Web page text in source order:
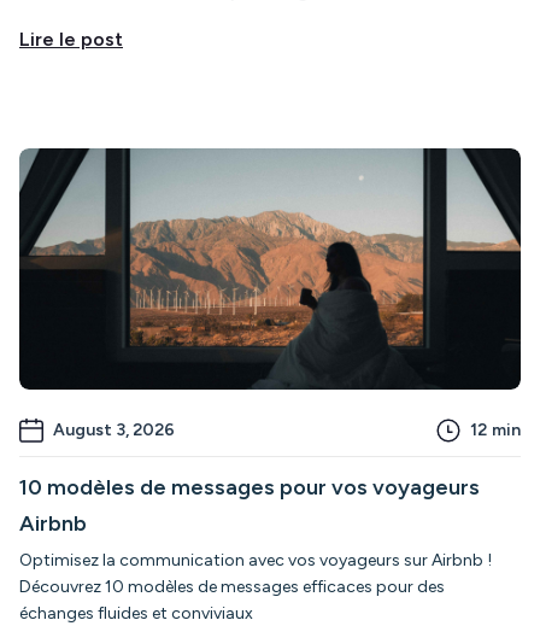
Lire le post
August 3, 2026 12 min
10 modèles de messages pour vos voyageurs
Airbnb
Optimisez la communication avec vos voyageurs sur Airbnb !
Découvrez 10 modèles de messages efficaces pour des
échanges fluides et conviviaux